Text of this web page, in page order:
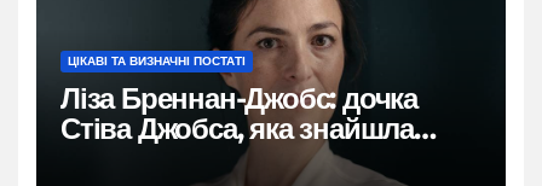
ЦІКАВІ ТА ВИЗНАЧНІ ПОСТАТІ
Ліза Бреннан-Джобс: дочка
Стіва Джобса, яка знайшла
власний голос